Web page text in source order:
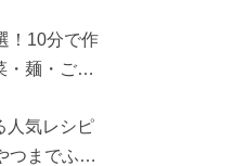
！10分で作
・麺・ごは
人気レシピ
つまでふん